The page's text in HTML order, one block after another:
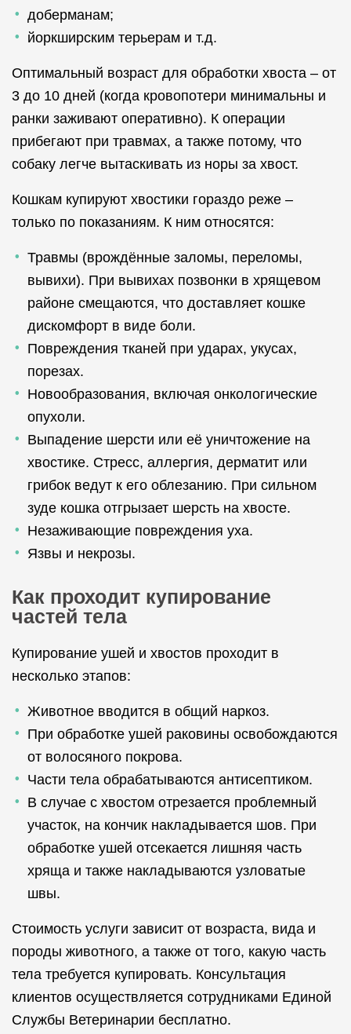
доберманам;
йоркширским терьерам и т.д.
Оптимальный возраст для обработки хвоста – от
3 до 10 дней (когда кровопотери минимальны и
ранки заживают оперативно). К операции
прибегают при травмах, а также потому, что
собаку легче вытаскивать из норы за хвост.
Кошкам купируют хвостики гораздо реже –
только по показаниям. К ним относятся:
Травмы (врождённые заломы, переломы,
вывихи). При вывихах позвонки в хрящевом
районе смещаются, что доставляет кошке
дискомфорт в виде боли.
Повреждения тканей при ударах, укусах,
порезах.
Новообразования, включая онкологические
опухоли.
Выпадение шерсти или её уничтожение на
хвостике. Стресс, аллергия, дерматит или
грибок ведут к его облезанию. При сильном
зуде кошка отгрызает шерсть на хвосте.
Незаживающие повреждения уха.
Язвы и некрозы.
Как проходит купирование
частей тела
Купирование ушей и хвостов проходит в
несколько этапов:
Животное вводится в общий наркоз.
При обработке ушей раковины освобождаются
от волосяного покрова.
Части тела обрабатываются антисептиком.
В случае с хвостом отрезается проблемный
участок, на кончик накладывается шов. При
обработке ушей отсекается лишняя часть
хряща и также накладываются узловатые
швы.
Стоимость услуги зависит от возраста, вида и
породы животного, а также от того, какую часть
тела требуется купировать. Консультация
клиентов осуществляется сотрудниками Единой
Службы Ветеринарии бесплатно.